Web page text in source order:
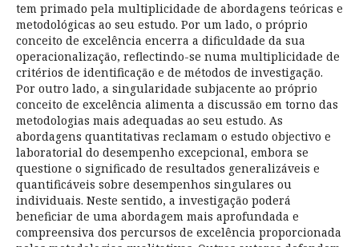
tem primado pela multiplicidade de abordagens teóricas e
metodológicas ao seu estudo. Por um lado, o próprio
conceito de excelência encerra a dificuldade da sua
operacionalização, reflectindo-se numa multiplicidade de
critérios de identificação e de métodos de investigação.
Por outro lado, a singularidade subjacente ao próprio
conceito de excelência alimenta a discussão em torno das
metodologias mais adequadas ao seu estudo. As
abordagens quantitativas reclamam o estudo objectivo e
laboratorial do desempenho excepcional, embora se
questione o significado de resultados generalizáveis e
quantificáveis sobre desempenhos singulares ou
individuais. Neste sentido, a investigação poderá
beneficiar de uma abordagem mais aprofundada e
compreensiva dos percursos de excelência proporcionada